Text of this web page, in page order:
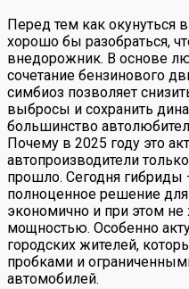
Перед тем как окунуться
хорошо бы разобраться,
внедорожник. В основе
сочетание бензинового
симбиоз позволяет
выбросы и сохранить
большинство
Почему в 2025 году это
автопроизводители
прошло. Сегодня гибриды
полноценное решение для
экономично и при этом
мощностью. Особенно
городских жителей,
пробками и
автомобилей.